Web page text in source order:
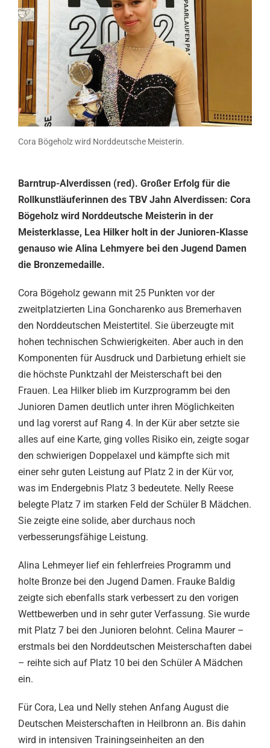
Cora Bögeholz wird Norddeutsche Meisterin.
Barntrup-Alverdissen (red). Großer Erfolg für die
Rollkunstläuferinnen des TBV Jahn Alverdissen: Cora
Bögeholz wird Norddeutsche Meisterin in der
Meisterklasse, Lea Hilker holt in der Junioren-Klasse
genauso wie Alina Lehmyere bei den Jugend Damen
die Bronzemedaille.
Cora Bögeholz gewann mit 25 Punkten vor der
zweitplatzierten Lina Goncharenko aus Bremerhaven
den Norddeutschen Meistertitel. Sie überzeugte mit
hohen technischen Schwierigkeiten. Aber auch in den
Komponenten für Ausdruck und Darbietung erhielt sie
die höchste Punktzahl der Meisterschaft bei den
Frauen. Lea Hilker blieb im Kurzprogramm bei den
Junioren Damen deutlich unter ihren Möglichkeiten
und lag vorerst auf Rang 4. In der Kür aber setzte sie
alles auf eine Karte, ging volles Risiko ein, zeigte sogar
den schwierigen Doppelaxel und kämpfte sich mit
einer sehr guten Leistung auf Platz 2 in der Kür vor,
was im Endergebnis Platz 3 bedeutete. Nelly Reese
belegte Platz 7 im starken Feld der Schüler B Mädchen.
Sie zeigte eine solide, aber durchaus noch
verbesserungsfähige Leistung.
Alina Lehmeyer lief ein fehlerfreies Programm und
holte Bronze bei den Jugend Damen. Frauke Baldig
zeigte sich ebenfalls stark verbessert zu den vorigen
Wettbewerben und in sehr guter Verfassung. Sie wurde
mit Platz 7 bei den Junioren belohnt. Celina Maurer –
erstmals bei den Norddeutschen Meisterschaften dabei
– reihte sich auf Platz 10 bei den Schüler A Mädchen
ein.
Für Cora, Lea und Nelly stehen Anfang August die
Deutschen Meisterschaften in Heilbronn an. Bis dahin
wird in intensiven Trainingseinheiten an den